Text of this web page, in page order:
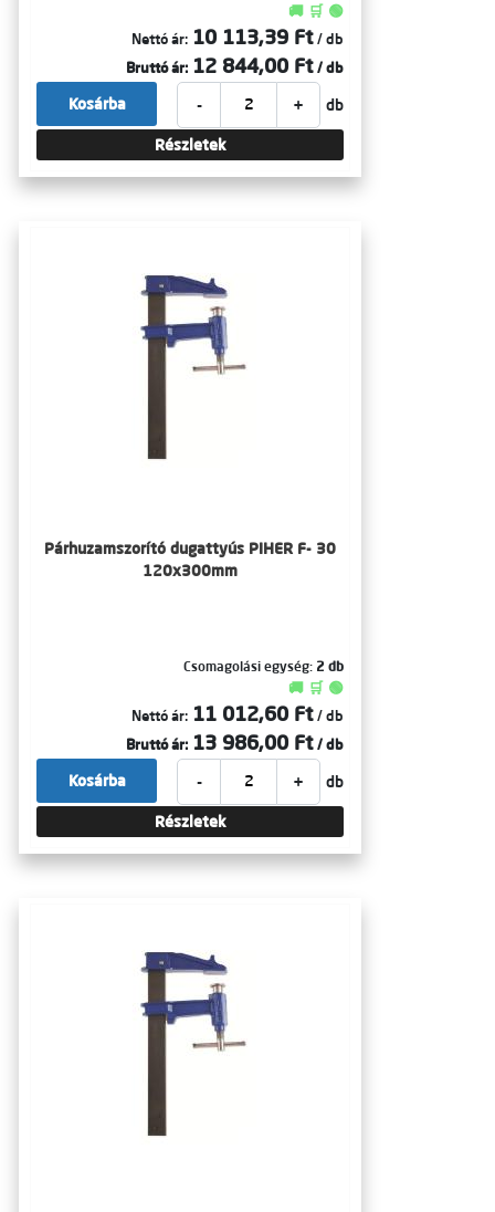
🚚 🛒 🟢
Nettó ár: 10 113,39 Ft / db
Bruttó ár: 12 844,00 Ft / db
- + db
Kosárba
Részletek
Párhuzamszorító dugattyús PIHER F- 30
120x300mm
Csomagolási egység: 2 db
🚚 🛒 🟢
Nettó ár: 11 012,60 Ft / db
Bruttó ár: 13 986,00 Ft / db
- + db
Kosárba
Részletek